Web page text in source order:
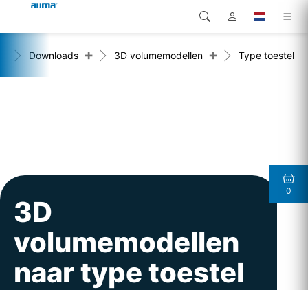
Producten
Bedrijf
Contact
Global
Noord-Amerika
Zoekopdracht
Downloads + 3D volumemodellen + Type toestel
3D
volumemodellen
naar type toestel
0